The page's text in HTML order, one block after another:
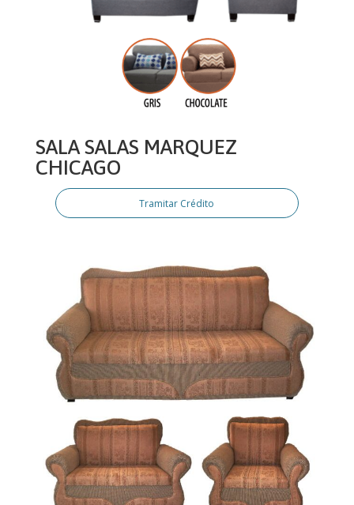
SALA SALAS MARQUEZ
CHICAGO
Tramitar Crédito